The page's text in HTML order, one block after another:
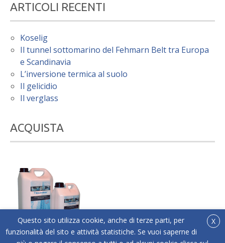
ARTICOLI RECENTI
Koselig
Il tunnel sottomarino del Fehmarn Belt tra Europa
e Scandinavia
L’inversione termica al suolo
Il gelicidio
Il verglass
ACQUISTA
X
Questo sito utilizza cookie, anche di terze parti, per
funzionalità del sito e attività statistiche. Se vuoi saperne di